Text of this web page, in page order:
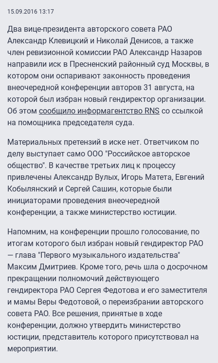
15.09.2016 13:17
Два вице-президента авторского совета РАО
Александр Клевицкий и Николай Денисов, а также
член ревизионной комиссии РАО Александр Назаров
направили иск в Пресненский районный суд Москвы, в
котором они оспаривают законность проведения
внеочередной конференции авторов 31 августа, на
которой был избран новый гендиректор организации.
Об этом сообщило информагентство RNS со ссылкой
на помощника председателя суда.
Материальных претензий в иске нет. Ответчиком по
делу выступает само ООО "Российское авторское
общество". В качестве третьих лиц к процессу
привлечены Александр Вулых, Игорь Матета, Евгений
Кобылянский и Сергей Сашин, которые были
инициаторами проведения внеочередной
конференции, а также министерство юстиции.
Напомним, на конференции прошло голосование, по
итогам которого был избран новый гендиректор РАО
— глава "Первого музыкального издательства"
Максим Дмитриев. Кроме того, речь шла о досрочном
прекращении полномочий действующего
гендиректора РАО Сергея Федотова и его заместителя
и мамы Веры Федотовой, о переизбрании авторского
совета РАО. Все решения, принятые в ходе
конференции, должно утвердить министерство
юстиции, представитель которого присутствовал на
мероприятии.